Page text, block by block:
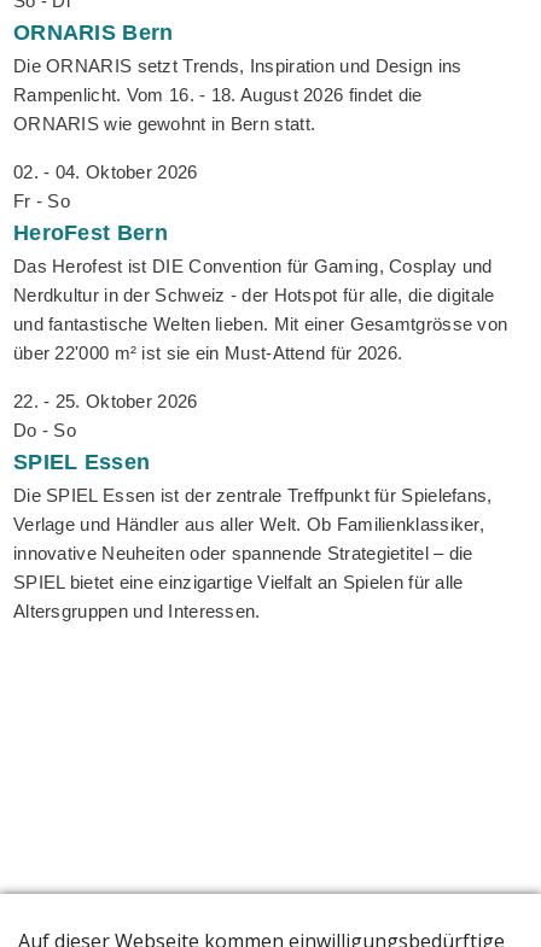
ORNARIS Bern
Die ORNARIS setzt Trends, Inspiration und Design ins
Rampenlicht. Vom 16. - 18. August 2026 findet die
ORNARIS wie gewohnt in Bern statt.
02. - 04. Oktober 2026
Fr - So
HeroFest Bern
Das Herofest ist DIE Convention für Gaming, Cosplay und
Nerdkultur in der Schweiz - der Hotspot für alle, die digitale
und fantastische Welten lieben. Mit einer Gesamtgrösse von
über 22'000 m² ist sie ein Must-Attend für 2026.
22. - 25. Oktober 2026
Do - So
SPIEL Essen
Die SPIEL Essen ist der zentrale Treffpunkt für Spielefans,
Verlage und Händler aus aller Welt. Ob Familienklassiker,
innovative Neuheiten oder spannende Strategietitel – die
SPIEL bietet eine einzigartige Vielfalt an Spielen für alle
Altersgruppen und Interessen.